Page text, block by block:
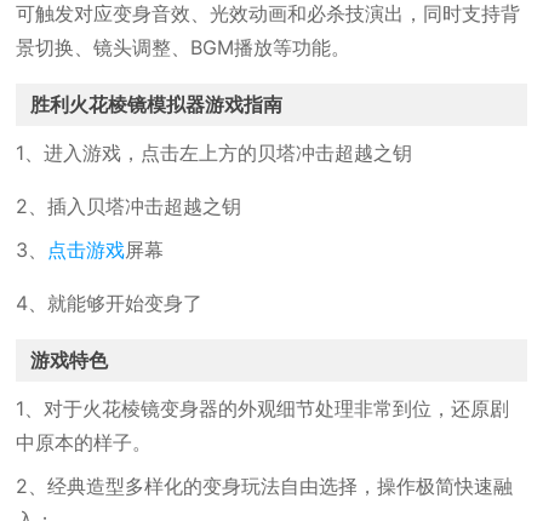
可触发对应变身音效、光效动画和必杀技演出，同时支持背
景切换、镜头调整、BGM播放等功能。
胜利火花棱镜模拟器游戏指南
1、进入游戏，点击左上方的贝塔冲击超越之钥
2、插入贝塔冲击超越之钥
3、 点击游戏屏幕
4、就能够开始变身了
游戏特色
1、对于火花棱镜变身器的外观细节处理非常到位，还原剧
中原本的样子。
2、经典造型多样化的变身玩法自由选择，操作极简快速融